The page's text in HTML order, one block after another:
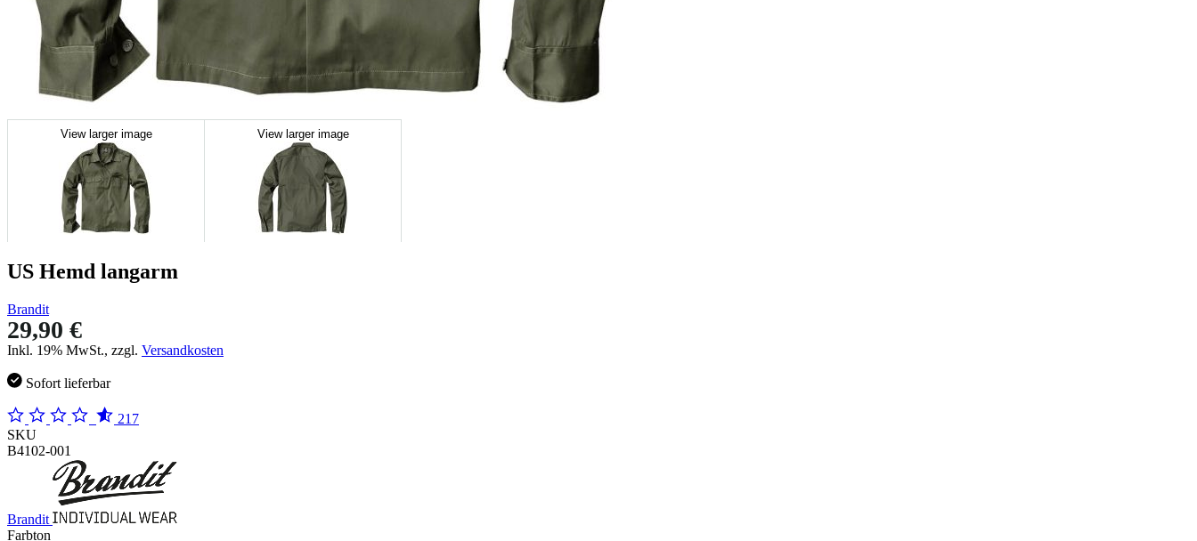
View larger image View larger image
US Hemd langarm
Brandit
29,90 €
Inkl. 19% MwSt., zzgl. Versandkosten
Sofort lieferbar
217
SKU
B4102-001
Brandit
Farbton